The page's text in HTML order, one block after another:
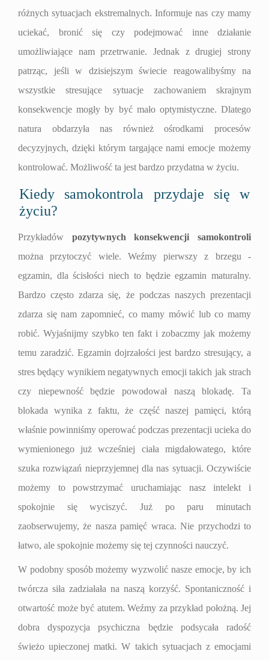
różnych sytuacjach ekstremalnych. Informuje nas czy mamy
uciekać, bronić się czy podejmować inne działanie
umożliwiające nam przetrwanie. Jednak z drugiej strony
patrząc, jeśli w dzisiejszym świecie reagowalibyśmy na
wszystkie stresujące sytuacje zachowaniem skrajnym
konsekwencje mogły by być mało optymistyczne. Dlatego
natura obdarzyła nas również ośrodkami procesów
decyzyjnych, dzięki którym targające nami emocje możemy
kontrolować. Możliwość ta jest bardzo przydatna w życiu.
Kiedy samokontrola przydaje się w
życiu?
Przykładów pozytywnych konsekwencji samokontroli
można przytoczyć wiele. Weźmy pierwszy z brzegu -
egzamin, dla ścisłości niech to będzie egzamin maturalny.
Bardzo często zdarza się, że podczas naszych prezentacji
zdarza się nam zapomnieć, co mamy mówić lub co mamy
robić. Wyjaśnijmy szybko ten fakt i zobaczmy jak możemy
temu zaradzić. Egzamin dojrzałości jest bardzo stresujący, a
stres będący wynikiem negatywnych emocji takich jak strach
czy niepewność będzie powodował naszą blokadę. Ta
blokada wynika z faktu, że część naszej pamięci, którą
właśnie powinniśmy operować podczas prezentacji ucieka do
wymienionego już wcześniej ciała migdałowatego, które
szuka rozwiązań nieprzyjemnej dla nas sytuacji. Oczywiście
możemy to powstrzymać uruchamiając nasz intelekt i
spokojnie się wyciszyć. Już po paru minutach
zaobserwujemy, że nasza pamięć wraca. Nie przychodzi to
łatwo, ale spokojnie możemy się tej czynności nauczyć.
W podobny sposób możemy wyzwolić nasze emocje, by ich
twórcza siła zadziałała na naszą korzyść. Spontaniczność i
otwartość może być atutem. Weźmy za przykład położną. Jej
dobra dyspozycja psychiczna będzie podsycała radość
świeżo upieczonej matki. W takich sytuacjach z emocjami